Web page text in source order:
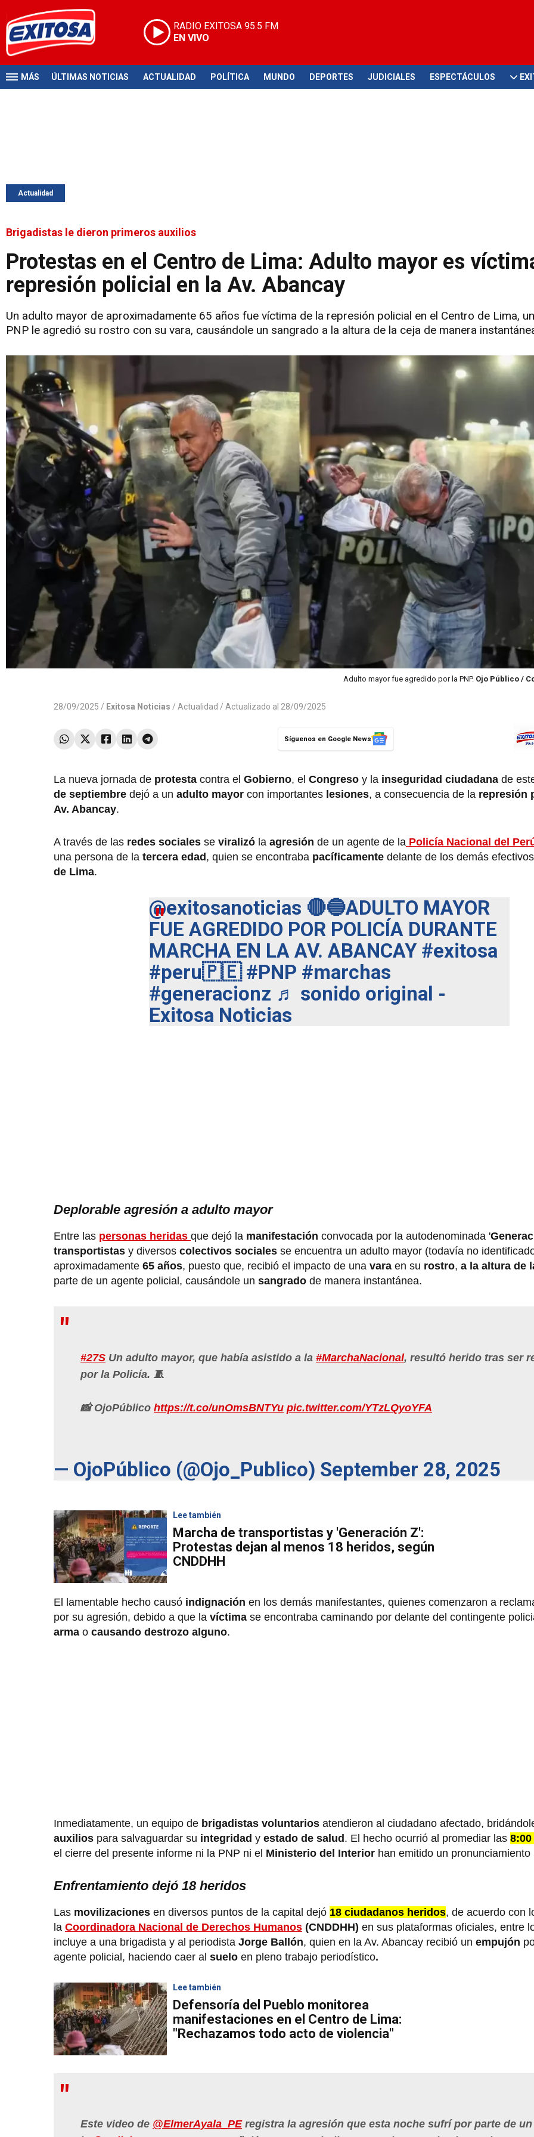
RADIO EXITOSA 95.5 FM
EN VIVO
MÁS ÚLTIMAS NOTICIAS ACTUALIDAD POLÍTICA MUNDO DEPORTES JUDICIALES ESPECTÁCULOS
Actualidad
Brigadistas le dieron primeros auxilios
Protestas en el Centro de Lima: Adulto mayor es
represión policial en la Av. Abancay
Un adulto mayor de aproximadamente 65 años fue víctima de la represión policial en el Centro de Lima,
PNP le agredió su rostro con su vara, causándole un sangrado a la altura de la ceja de manera
Adulto mayor fue agredido por la PNP. Ojo Público /
28/09/2025 / Exitosa Noticias / Actualidad / Actualizado al 28/09/2025
Síguenos en Google News
La nueva jornada de protesta contra el Gobierno, el Congreso y la inseguridad ciudadana de
de septiembre dejó a un adulto mayor con importantes lesiones, a consecuencia de la represión
Av. Abancay.
A través de las redes sociales se viralizó la agresión de un agente de la Policía Nacional del
una persona de la tercera edad , quien se encontraba pacíficamente delante de los demás
de Lima.
@exitosanoticias 🔴🔵ADULTO MAYOR
FUE AGREDIDO POR POLICÍA DURANTE
MARCHA EN LA AV. ABANCAY #exitosa
#peru🇵🇪 #PNP #marchas
#generacionz ♬ sonido original -
Exitosa Noticias
Deplorable agresión a adulto mayor
Entre las personas heridas que dejó la manifestación convocada por la autodenominada '
transportistas y diversos colectivos sociales se encuentra un adulto mayor (todavía no
aproximadamente 65 años, puesto que, recibió el impacto de una vara en su rostro, a la altura de
parte de un agente policial, causándole un sangrado de manera instantánea.
#27S Un adulto mayor, que había asistido a la #MarchaNacional, resultó herido tras ser
por la Policía. 🧵
📸 OjoPúblico https://t.co/unOmsBNTYu pic.twitter.com/YTzLQyoYFA
— OjoPúblico (@Ojo_Publico) September 28, 2025
Lee también
Marcha de transportistas y 'Generación Z':
Protestas dejan al menos 18 heridos, según
CNDDHH
El lamentable hecho causó indignación en los demás manifestantes, quienes comenzaron a
por su agresión, debido a que la víctima se encontraba caminando por delante del contingente
arma o causando destrozo alguno.
Inmediatamente, un equipo de brigadistas voluntarios atendieron al ciudadano afectado,
auxilios para salvaguardar su integridad y estado de salud. El hecho ocurrió al promediar las 8:00
el cierre del presente informe ni la PNP ni el Ministerio del Interior han emitido un pronunciamiento
Enfrentamiento dejó 18 heridos
Las movilizaciones en diversos puntos de la capital dejó 18 ciudadanos heridos, de acuerdo con
la Coordinadora Nacional de Derechos Humanos (CNDDHH) en sus plataformas oficiales, entre
incluye a una brigadista y al periodista Jorge Ballón, quien en la Av. Abancay recibió un empujón
agente policial, haciendo caer al suelo en pleno trabajo periodístico.
Lee también
Defensoría del Pueblo monitorea
manifestaciones en el Centro de Lima:
"Rechazamos todo acto de violencia"
Este video de @ElmerAyala_PEregistra la agresión que esta noche sufrí por parte de un